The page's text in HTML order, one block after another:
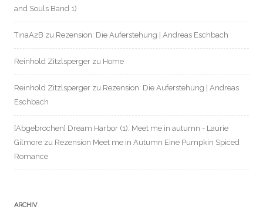
and Souls Band 1)
TinaA2B zu Rezension: Die Auferstehung | Andreas Eschbach
Reinhold Zitzlsperger zu Home
Reinhold Zitzlsperger zu Rezension: Die Auferstehung | Andreas
Eschbach
[Abgebrochen] Dream Harbor (1): Meet me in autumn - Laurie
Gilmore zu Rezension Meet me in Autumn Eine Pumpkin Spiced
Romance
ARCHIV